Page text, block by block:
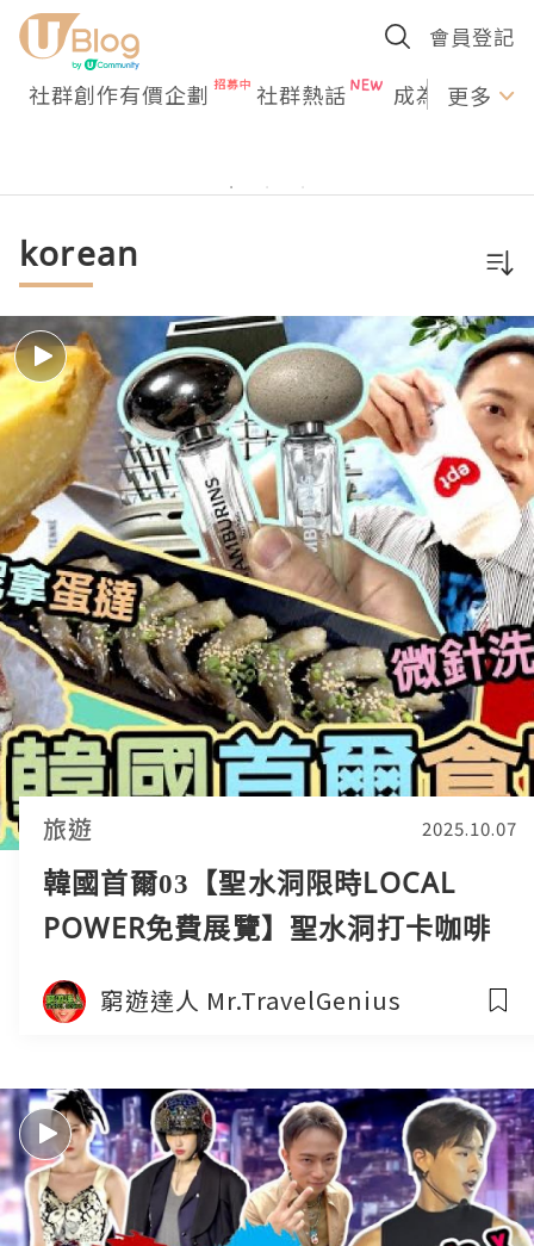
會員登記
社群創作有價企劃 社群熱話 成為U更多
korean
旅遊 2025.10.07
韓國首爾03【聖水洞限時LOCAL
POWER免費展覽】聖水洞打卡咖啡
店 超美味雲呢拿撻｜最新最潮時裝店
購物小店｜明洞韓國菜人蔘雞鍋醬油
4K中字
窮遊達人 Mr.TravelGenius